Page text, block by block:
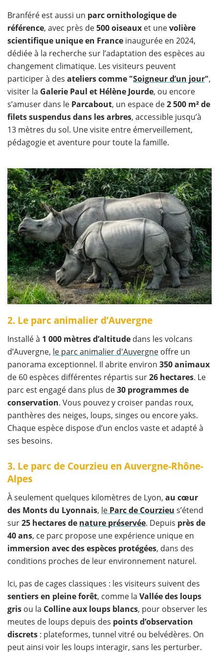
Branféré est aussi un parc ornithologique de
référence, avec près de500 oiseaux et unevolière
scientifique unique en France inaugurée en 2024,
dédiée à la recherche sur l’adaptation des espèces au
changement climatique. Les visiteurs peuvent
participer à des ateliers comme "Soigneur d’un jour",
visiter la Galerie Paul et Hélène Jourde, ou encore
s’amuser dans le Parcabout, un espace de2 500 m² de
filets suspendus dans les arbres, accessible jusqu’à
13 mètres du sol. Une visite entre émerveillement,
pédagogie et aventure pour toute la famille.
2. Le parc animalier d’Auvergne
Installé à 1 000 mètres d’altitude dans les volcans
d’Auvergne, le parc animalier d'Auvergne offre un
panorama exceptionnel. Il abrite environ 350 animaux
de 60 espèces différentes répartis sur26 hectares. Le
parc est engagé dans plus de30 programmes de
conservation. Vous pouvez y croiser pandas roux,
panthères des neiges, loups, singes ou encore yaks.
Chaque espèce dispose d’un enclos vaste et adapté à
ses besoins.
3. Le parc de Courzieu en Auvergne-Rhône-
Alpes
À seulement quelques kilomètres de Lyon, au cœur
des Monts du Lyonnais, le Parc de Courzieu s’étend
sur25 hectares de nature préservée. Depuis près de
40 ans, ce parc propose une expérience unique en
immersion avec des espèces protégées, dans des
conditions proches de leur environnement naturel.
Ici, pas de cages classiques : les visiteurs suivent des
sentiers en pleine forêt, comme la Vallée des loups
gris ou la Colline aux loups blancs, pour observer les
meutes de loups depuis des points d’observation
discrets : plateformes, tunnel vitré ou belvédères. On
peut ainsi voir les loups interagir, sans les perturber.